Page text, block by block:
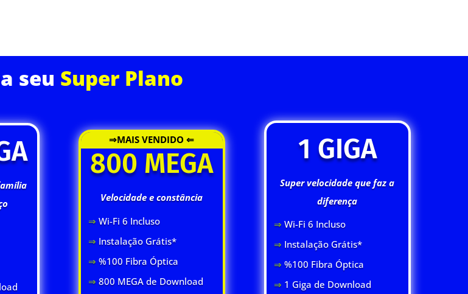
seu Super Plano
⇒MAIS VENDIDO ⇐
800 MEGA
Velocidade e constância
⇒ Wi-Fi 6 Incluso
⇒ Instalação Grátis*
⇒ %100 Fibra Óptica
⇒ 800 MEGA de Download
1 GIGA
Super velocidade que faz a
diferença
⇒ Wi-Fi 6 Incluso
⇒ Instalação Grátis*
⇒ %100 Fibra Óptica
⇒ 1 Giga de Download